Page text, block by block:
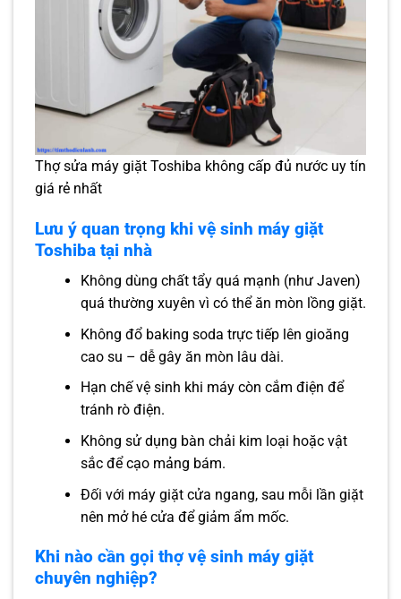
Thợ sửa máy giặt Toshiba không cấp đủ nước uy tín
giá rẻ nhất
Lưu ý quan trọng khi vệ sinh máy giặt
Toshiba tại nhà
Không dùng chất tẩy quá mạnh (như Javen)
quá thường xuyên vì có thể ăn mòn lồng giặt.
Không đổ baking soda trực tiếp lên gioăng
cao su – dễ gây ăn mòn lâu dài.
Hạn chế vệ sinh khi máy còn cắm điện để
tránh rò điện.
Không sử dụng bàn chải kim loại hoặc vật
sắc để cạo mảng bám.
Đối với máy giặt cửa ngang, sau mỗi lần giặt
nên mở hé cửa để giảm ẩm mốc.
Khi nào cần gọi thợ vệ sinh máy giặt
chuyên nghiệp?